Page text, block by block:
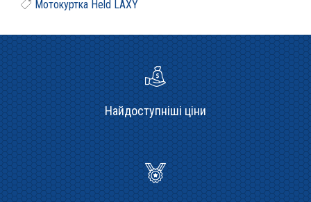
Мотокуртка Held LAXY
Найдоступніші ціни